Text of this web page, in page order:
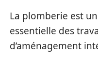
La plomberie est
essentielle des
d’aménagement